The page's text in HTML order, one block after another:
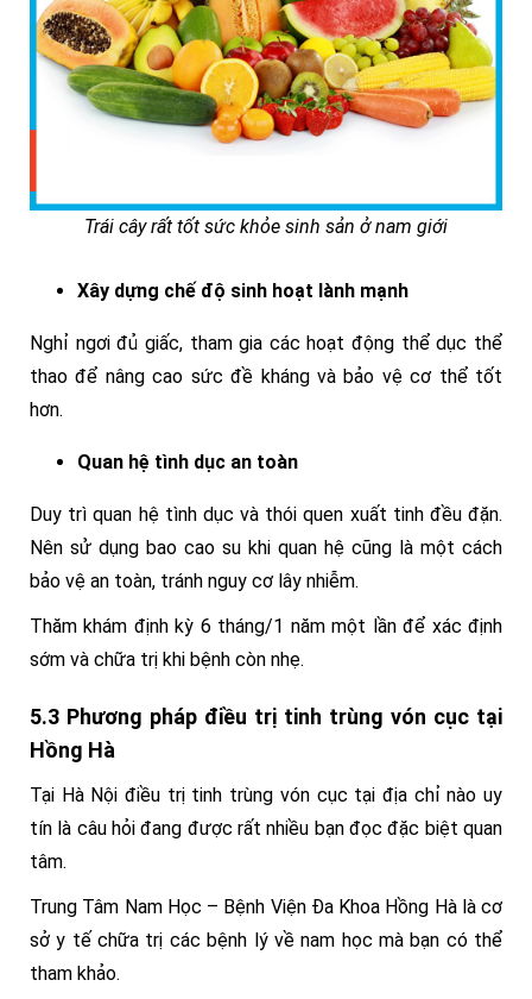
Trái cây rất tốt sức khỏe sinh sản ở nam giới
Xây dựng chế độ sinh hoạt lành mạnh
Nghỉ ngơi đủ giấc, tham gia các hoạt động thể dục thể
thao để nâng cao sức đề kháng và bảo vệ cơ thể tốt
hơn.
Quan hệ tình dục an toàn
Duy trì quan hệ tình dục và thói quen xuất tinh đều đặn.
Nên sử dụng bao cao su khi quan hệ cũng là một cách
bảo vệ an toàn, tránh nguy cơ lây nhiễm.
Thăm khám định kỳ 6 tháng/1 năm một lần để xác định
sớm và chữa trị khi bệnh còn nhẹ.
5.3 Phương pháp điều trị tinh trùng vón cục tại
Hồng Hà
Tại Hà Nội điều trị tinh trùng vón cục tại địa chỉ nào uy
tín là câu hỏi đang được rất nhiều bạn đọc đặc biệt quan
tâm.
Trung Tâm Nam Học – Bệnh Viện Đa Khoa Hồng Hà là cơ
sở y tế chữa trị các bệnh lý về nam học mà bạn có thể
tham khảo.